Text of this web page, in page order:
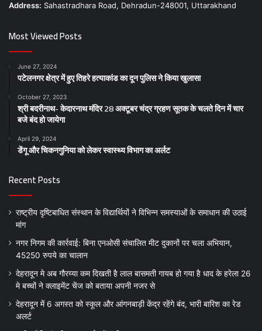
Address: Sahastradhara Road, Dehradun-248001, Uttarakhand
Most Viewed Posts
June 27, 2024
पटेलनगर क्षेत्र में हुए तिहरे हत्याकांड का दून पुलिस ने किया खुलासा
October 27, 2023
श्री बदरीनाथ- केदारनाथ मंदिर 28 अक्टूबर चंद्र ग्रहण सूतक के चलते दिन में चार
बजे बंद हो जायेगा
April 29, 2024
डेंगू और चिकनगुनिया को लेकर स्वास्थ्य विभाग का अर्लट
Recent Posts
राष्ट्रीय दृष्टिबाधित संस्थान के विद्यार्थियों ने विभिन्न समस्याओं के समाधान की उठाई
मांग
नगर निगम की कार्रवाई: बिना एनओसी संचालित मीट दुकानों पर चला अभियान,
45250 रुपये का चालान
देहरादून मे अब गौरय्या कम दिखती है लाल बासमती गायब हो गया है धाद के हरेला 26
मे बच्चों ने क्लाइमेंट चेंज को बताया अपनी नजर से
देहरादून में 6 अगस्त को स्कूल और आंगनबाड़ी केंद्र रहेंगे बंद, भारी बारिश का रेड
अलर्ट